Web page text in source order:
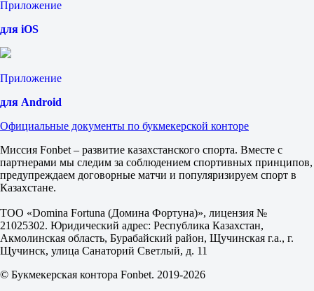
Сегодня в 17:00
2.65
1.42
Фора
2
1.95
1.75
Б
М
20.5
1.85
Сеты
Ф1
Ф2
-1.5
1.18
Приложение
для iOS
Приложение
для Android
Официальные документы по букмекерской конторе
Миссия Fonbet – развитие казахстанского спорта. Вместе с
партнерами мы следим за соблюдением спортивных принципов,
предупреждаем договорные матчи и популяризируем спорт в
Казахстане.
ТОО «Domina Fortuna (Домина Фортуна)», лицензия №
21025302. Юридический адрес: Республика Казахстан,
Акмолинская область, Бурабайский район, Щучинская г.а., г.
Щучинск, улица Санаторий Светлый, д. 11
© Букмекерская контора Fonbet. 2019-2026